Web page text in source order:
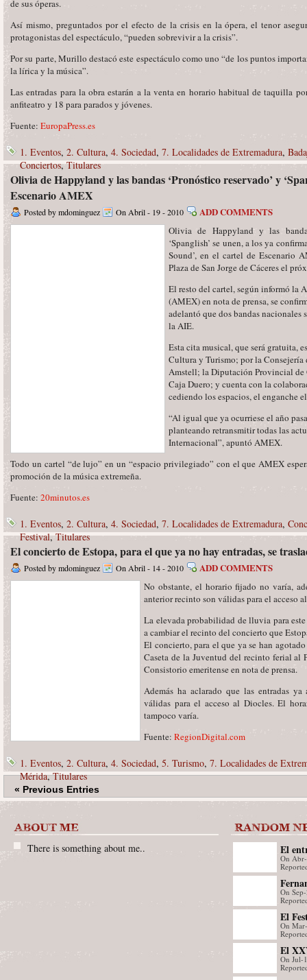
de sus óperas.
Así mismo, preguntados por el efecto de la crisis en la ópera, el tenor
protagonistas del espectáculo, “pueden sobrevivir a la crisis”.
Por su parte, Murillo destacó este espectáculo como uno “de los puntos
la lírica y la música”.
Las entradas para la obra estarán a la venta en horario habitual de taquilla
anfiteatro y 18 para parados y jóvenes.
Fuente: EuropaPress.es
1. Eventos, 2. Cultura, 4. Sociedad, 7. Localidades de Extremadura,
Conciertos,Titulares
Olivia de Happyland y las bandas ‘Pronóstico reservado’ y
Escenario AMEX
Posted by mdominguez On Abril - 19 - 2010 ADD COMMENTS
Olivia de Happyland y las
‘Spanglish’ se unen, a los ya
Sound’, en el cartel de Escenario
Plaza de San Jorge de Cáceres el
El resto del cartel, según informó la
(AMEX) en nota de prensa, se
adelantó que dos bandas nacionales
la AIE.
Esta cita musical, que será gratuita,
Cultura y Turismo; por la
Amstell; la Diputación Provincial de
Caja Duero; y cuenta con la
cediendo los espacios, el enganche
“Al igual que ya ocurriese el año
planteando retransmitir todas las
Internacional”, apuntó AMEX.
Todo un cartel “de lujo” en un “espacio privilegiado” con el que AMEX
promoción de la música extremeña.
Fuente: 20minutos.es
1. Eventos, 2. Cultura, 4. Sociedad, 7. Localidades de Extremadura,
Festival,Titulares
El concierto de Estopa, para el que ya no hay entradas, se
Posted by mdominguez On Abril - 14 - 2010 ADD COMMENTS
No obstante, el horario fijado no varía,
anterior recinto son válidas para el acceso
La elevada probabilidad de lluvia para
a cambiar el recinto del concierto que
El concierto, para el que ya se han
Caseta de la Juventud del recinto ferial al
Consistorio emeritense en nota de prensa.
Además ha aclarado que las entradas
válidas para el acceso al Diocles. El
tampoco varía.
Fuente: RegionDigital.com
1. Eventos, 2. Cultura, 4. Sociedad, 5. Turismo, 7. Localidades de
Mérida,Titulares
« Previous Entries
There is something about me..
El
On
On
El
euros
On
El
On Jul-